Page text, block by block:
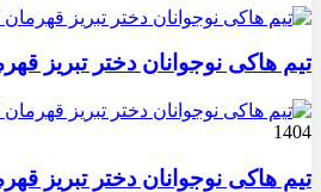
تیم هاکی نوجوانان دختر تبریز
1404
تیم هاکی نوجوانان دختر تبریز